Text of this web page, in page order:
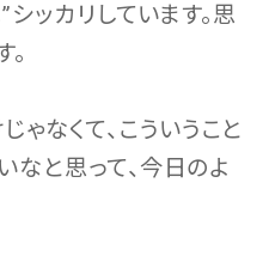
ッカリしています。思
なくて、こういうこと
なと思って、今日のよ